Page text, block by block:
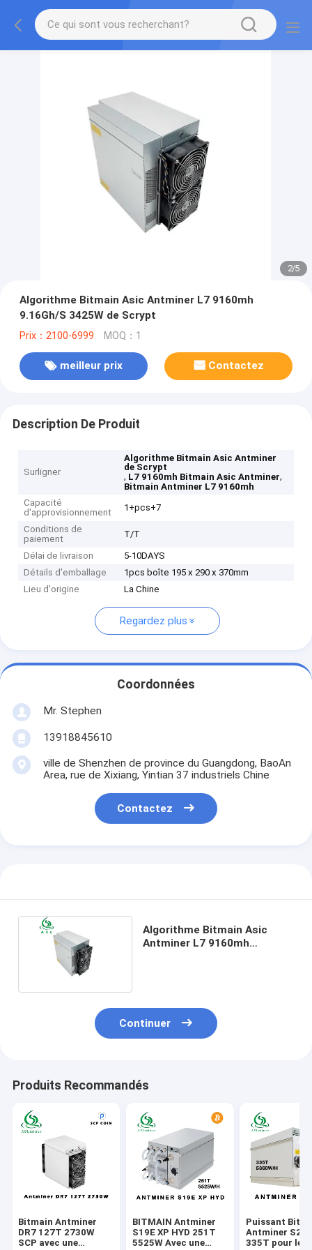
2/5
Algorithme Bitmain Asic Antminer L7 9160mh
9.16Gh/S 3425W de Scrypt
Prix：2100-6999 MOQ：1
meilleur prix Contactez
Description De Produit
Surligner
Algorithme Bitmain Asic Antminer
de Scrypt
, L7 9160mh Bitmain Asic Antminer,
Bitmain Antminer L7 9160mh
Capacité
d'approvisionnement
1+pcs+7
Conditions de
paiement
T/T
Délai de livraison
5-10DAYS
Détails d'emballage
1pcs boîte 195 x 290 x 370mm
Lieu d'origine
La Chine
Regardez plus
Coordonnées
Mr. Stephen
13918845610
ville de Shenzhen de province du Guangdong, BaoAn
Area, rue de Xixiang, Yintian 37 industriels Chine
Contactez
Algorithme Bitmain Asic
Antminer L7 9160mh
Continuer
Produits Recommandés
Bitmain Antminer
DR7 127T 2730W
SCP avec une
BITMAIN Antminer
S19E XP HYD 251T
5525W Avec une
Puissant
Antminer S21
335T pour le